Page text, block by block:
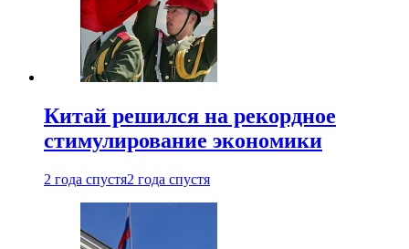
Китай решился на рекордное
стимулирование экономики
2 года спустя2 года спустя